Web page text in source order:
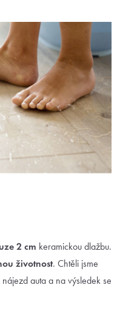
2 cm keramickou dlažbu.
životnost. Chtěli jsme
auta a na výsledek se